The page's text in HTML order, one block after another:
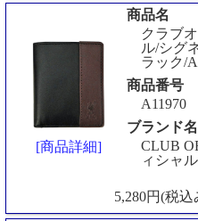
[商品詳細]
商品名
クラブ
ル/シグ
ラック/
商品番号
A11970
ブランド名
CLUB
ィシャ
5,280円(税込